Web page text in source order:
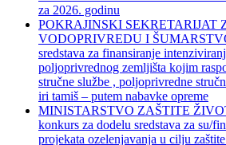
za 2026. godinu
POKRAJINSKI SEKRETARIJAT
VODOPRIVREDU I
sredstava za finansiranje
poljoprivrednog zemljišta kojim
stručne službe , poljoprivredne
iri tamiš ‒ putem nabavke opreme
MINISTARSTVO ZAŠTITE
konkurs za dodelu sredstava za su/
projekata ozelenjavanja u cilju